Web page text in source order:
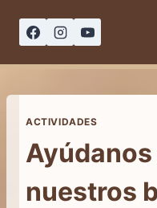
ACTIVIDADES
nuestros